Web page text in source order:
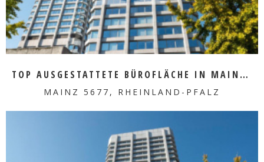
TOP AUSGESTATTETE BÜROFLÄCHE IN MAINZ ZU VERMIETEN
MAINZ 5677, RHEINLAND-PFALZ